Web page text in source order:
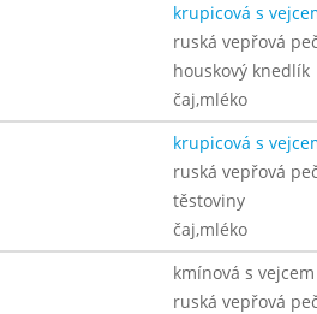
krupicová s
ruská vepřová
houskový knedlík
čaj,mléko
krupicová s
ruská vepřová
těstoviny
čaj,mléko
kmínová s vejcem
ruská vepřová